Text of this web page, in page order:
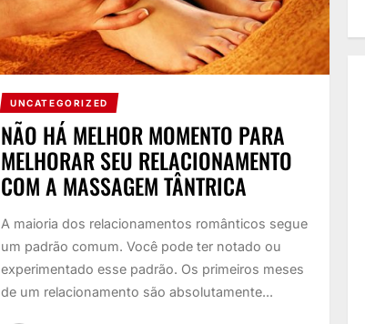
UNCATEGORIZED
NÃO HÁ MELHOR MOMENTO PARA
MELHORAR SEU RELACIONAMENTO
COM A MASSAGEM TÂNTRICA
A maioria dos relacionamentos românticos segue
um padrão comum. Você pode ter notado ou
experimentado esse padrão. Os primeiros meses
de um relacionamento são absolutamente...